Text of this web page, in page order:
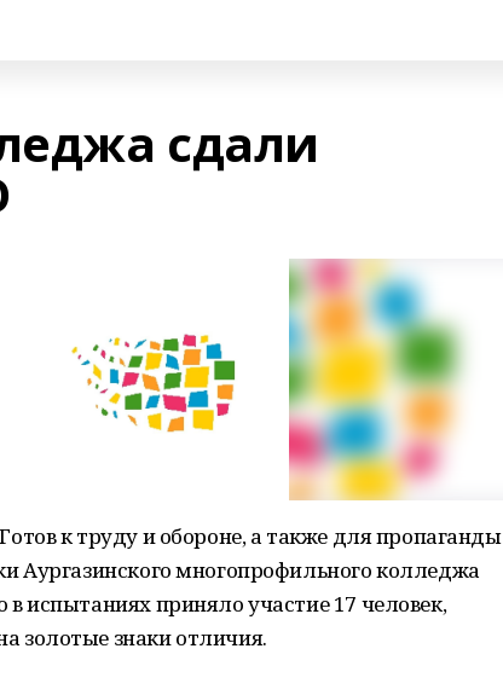
сдали
к труду и обороне, а также для пропаганды
Аургазинского многопрофильного колледжа
испытаниях приняло участие 17 человек,
золотые знаки отличия.